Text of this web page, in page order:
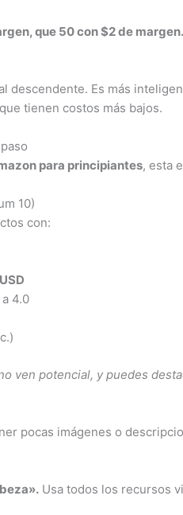
que 50 con $2 de margen.
descendente. Es más
tienen costos más bajos.
para principiantes, esta
10)
con:
4.0
ven potencial, y puedes
pocas imágenes o
Usa todos los recursos